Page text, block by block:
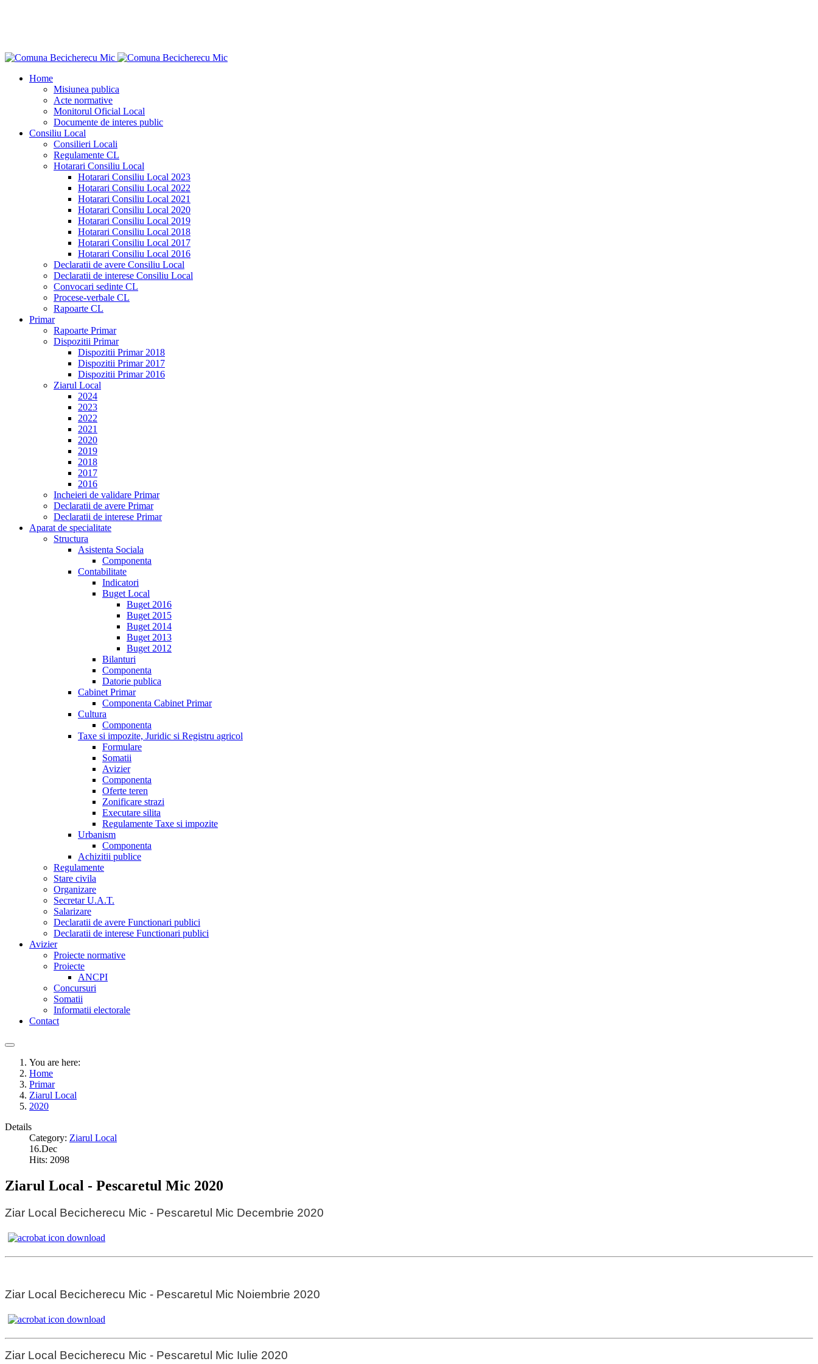
Home
Misiunea publica
Acte normative
Monitorul Oficial Local
Documente de interes public
Consiliu Local
Consilieri Locali
Regulamente CL
Hotarari Consiliu Local
Hotarari Consiliu Local 2023
Hotarari Consiliu Local 2022
Hotarari Consiliu Local 2021
Hotarari Consiliu Local 2020
Hotarari Consiliu Local 2019
Hotarari Consiliu Local 2018
Hotarari Consiliu Local 2017
Hotarari Consiliu Local 2016
Declaratii de avere Consiliu Local
Declaratii de interese Consiliu Local
Convocari sedinte CL
Procese-verbale CL
Rapoarte CL
Primar
Rapoarte Primar
Dispozitii Primar
Dispozitii Primar 2018
Dispozitii Primar 2017
Dispozitii Primar 2016
Ziarul Local
2024
2023
2022
2021
2020
2019
2018
2017
2016
Incheieri de validare Primar
Declaratii de avere Primar
Declaratii de interese Primar
Aparat de specialitate
Structura
Asistenta Sociala
Componenta
Contabilitate
Indicatori
Buget Local
Buget 2016
Buget 2015
Buget 2014
Buget 2013
Buget 2012
Bilanturi
Componenta
Datorie publica
Cabinet Primar
Componenta Cabinet Primar
Cultura
Componenta
Taxe si impozite, Juridic si Registru agricol
Formulare
Somatii
Avizier
Componenta
Oferte teren
Zonificare strazi
Executare silita
Regulamente Taxe si impozite
Urbanism
Componenta
Achizitii publice
Regulamente
Stare civila
Organizare
Secretar U.A.T.
Salarizare
Declaratii de avere Functionari publici
Declaratii de interese Functionari publici
Avizier
Proiecte normative
Proiecte
ANCPI
Concursuri
Somatii
Informatii electorale
Contact
You are here:
Home
Primar
Ziarul Local
2020
Details
Category: Ziarul Local
16.Dec
Hits: 2098
Ziarul Local - Pescaretul Mic 2020
Ziar Local Becicherecu Mic - Pescaretul Mic Decembrie 2020
Ziar Local Becicherecu Mic - Pescaretul Mic Noiembrie 2020
Ziar Local Becicherecu Mic - Pescaretul Mic Iulie 2020